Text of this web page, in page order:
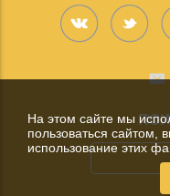
На этом сайте мы
пользоваться сайтом,
использование этих